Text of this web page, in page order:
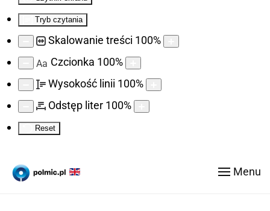
Tryb czytania
Skalowanie treści 100%
Aa Czcionka 100%
Wysokość linii 100%
Odstęp liter 100%
Reset
Menu